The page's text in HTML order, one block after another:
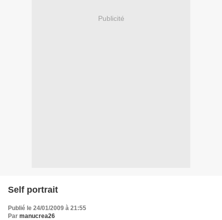
Publicité
Self portrait
Publié le 24/01/2009 à 21:55
Par manucrea26